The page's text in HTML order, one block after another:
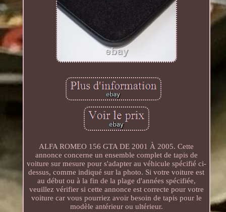
ALFA ROMEO 156 GTA DE 2001 À 2005. Cette
annonce concerne un ensemble complet de tapis de
voiture sur mesure pour s'adapter au véhicule spécifié ci-
dessus, comme indiqué sur la photo. Si votre voiture est
au début ou à la fin de la plage d'années spécifiée,
veuillez vérifier si cette annonce est correcte pour votre
voiture car vous pourriez avoir besoin de tapis pour le
modèle antérieur ou ultérieur.